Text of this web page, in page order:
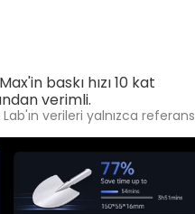
baskı hızı 10 kat
verimli.
verileri yalnızca referans